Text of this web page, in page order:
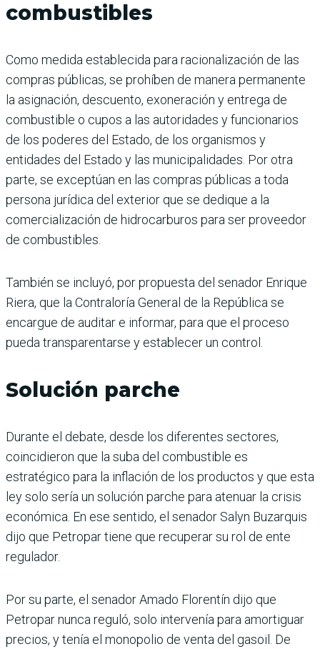
combustibles
Como medida establecida para racionalización de las
compras públicas, se prohíben de manera permanente
la asignación, descuento, exoneración y entrega de
combustible o cupos a las autoridades y funcionarios
de los poderes del Estado, de los organismos y
entidades del Estado y las municipalidades. Por otra
parte, se exceptúan en las compras públicas a toda
persona jurídica del exterior que se dedique a la
comercialización de hidrocarburos para ser proveedor
de combustibles.
También se incluyó, por propuesta del senador Enrique
Riera, que la Contraloría General de la República se
encargue de auditar e informar, para que el proceso
pueda transparentarse y establecer un control.
Solución parche
Durante el debate, desde los diferentes sectores,
coincidieron que la suba del combustible es
estratégico para la inflación de los productos y que esta
ley solo sería un solución parche para atenuar la crisis
económica. En ese sentido, el senador Salyn Buzarquis
dijo que Petropar tiene que recuperar su rol de ente
regulador.
Por su parte, el senador Amado Florentín dijo que
Petropar nunca reguló, solo intervenía para amortiguar
precios, y tenía el monopolio de venta del gasoil. De